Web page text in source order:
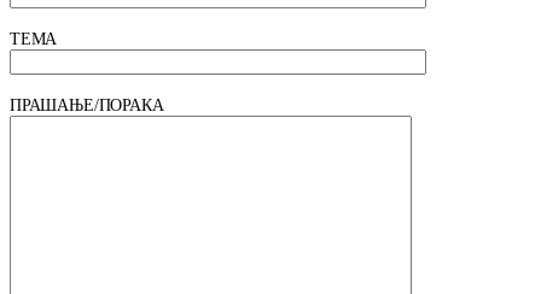
ТЕМА
ПРАШАЊЕ/ПОРАКА